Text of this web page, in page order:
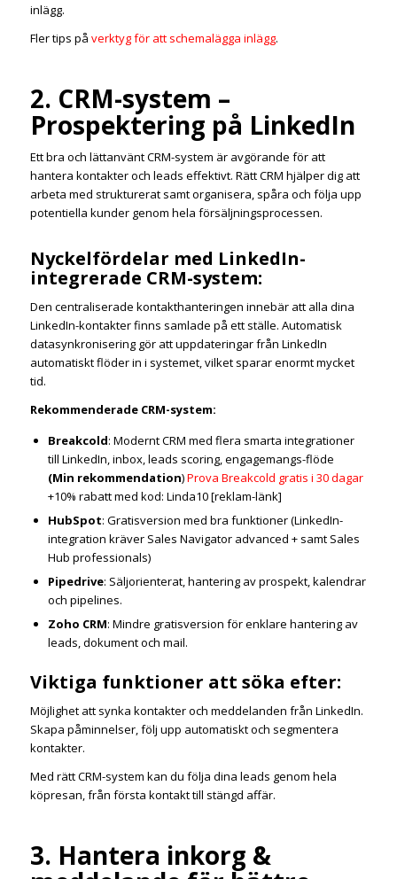
inlägg.
Fler tips på verktyg för att schemalägga inlägg.
2. CRM-system –
Prospektering på LinkedIn
Ett bra och lättanvänt CRM-system är avgörande för att
hantera kontakter och leads effektivt. Rätt CRM hjälper dig att
arbeta med strukturerat samt organisera, spåra och följa upp
potentiella kunder genom hela försäljningsprocessen.
Nyckelfördelar med LinkedIn-
integrerade CRM-system:
Den centraliserade kontakthanteringen innebär att alla dina
LinkedIn-kontakter finns samlade på ett ställe. Automatisk
datasynkronisering gör att uppdateringar från LinkedIn
automatiskt flöder in i systemet, vilket sparar enormt mycket
tid.
Rekommenderade CRM-system:
Breakcold: Modernt CRM med flera smarta integrationer
till LinkedIn, inbox, leads scoring, engagemangs-flöde
(Min rekommendation)Prova Breakcold gratis i 30 dagar
+10% rabatt med kod: Linda10 [reklam-länk]
HubSpot: Gratisversion med bra funktioner (LinkedIn-
integration kräver Sales Navigator advanced + samt Sales
Hub professionals)
Pipedrive: Säljorienterat, hantering av prospekt, kalendrar
och pipelines.
Zoho CRM: Mindre gratisversion för enklare hantering av
leads, dokument och mail.
Viktiga funktioner att söka efter:
Möjlighet att synka kontakter och meddelanden från LinkedIn.
Skapa påminnelser, följ upp automatiskt och segmentera
kontakter.
Med rätt CRM-system kan du följa dina leads genom hela
köpresan, från första kontakt till stängd affär.
3. Hantera inkorg &